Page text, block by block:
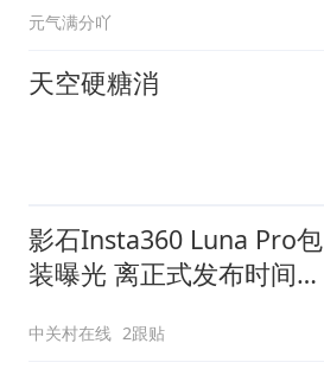
元气满分吖
天空硬糖消
影石Insta360 Luna Pro包
装曝光 离正式发布时间不
中关村在线 2跟贴